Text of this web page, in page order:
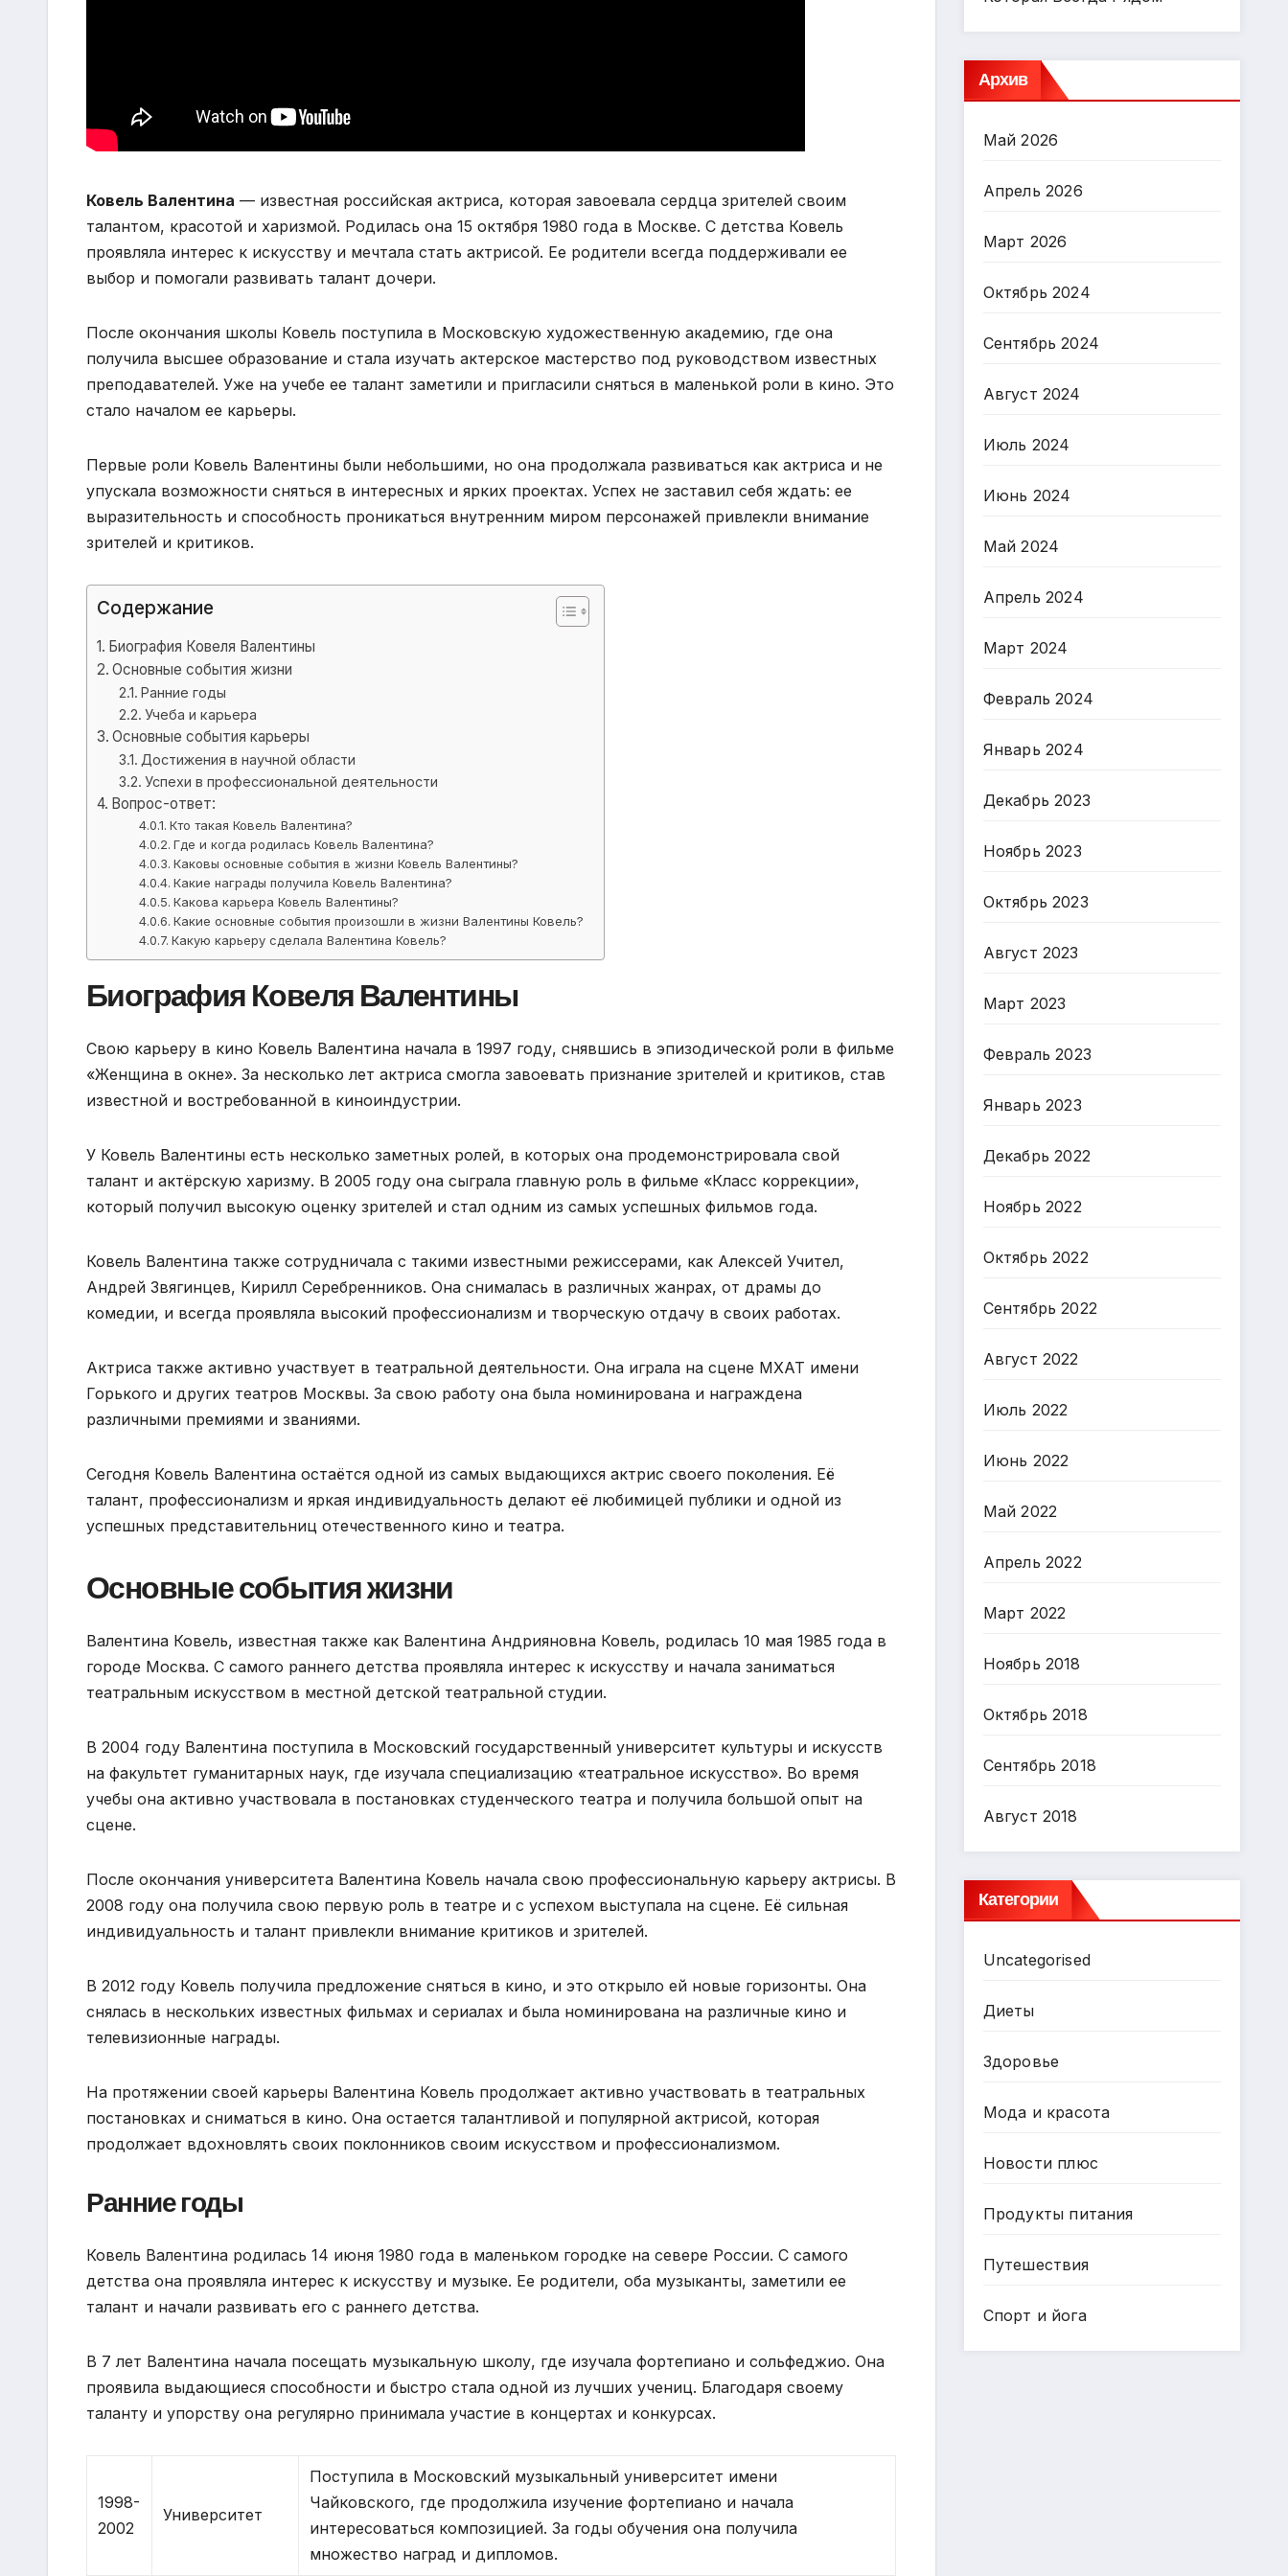
Ковель Валентина — известная российская актриса, которая завоевала сердца зрителей своим
талантом, красотой и харизмой. Родилась она 15 октября 1980 года в Москве. С детства Ковель
проявляла интерес к искусству и мечтала стать актрисой. Ее родители всегда поддерживали ее
выбор и помогали развивать талант дочери.
После окончания школы Ковель поступила в Московскую художественную академию, где она
получила высшее образование и стала изучать актерское мастерство под руководством известных
преподавателей. Уже на учебе ее талант заметили и пригласили сняться в маленькой роли в кино. Это
стало началом ее карьеры.
Первые роли Ковель Валентины были небольшими, но она продолжала развиваться как актриса и не
упускала возможности сняться в интересных и ярких проектах. Успех не заставил себя ждать: ее
выразительность и способность проникаться внутренним миром персонажей привлекли внимание
зрителей и критиков.
Содержание
Биография Ковеля Валентины
Основные события жизни
Ранние годы
Учеба и карьера
Основные события карьеры
Достижения в научной области
Успехи в профессиональной деятельности
Вопрос-ответ:
Кто такая Ковель Валентина?
Где и когда родилась Ковель Валентина?
Каковы основные события в жизни Ковель Валентины?
Какие награды получила Ковель Валентина?
Какова карьера Ковель Валентины?
Какие основные события произошли в жизни Валентины Ковель?
Какую карьеру сделала Валентина Ковель?
Биография Ковеля Валентины
Свою карьеру в кино Ковель Валентина начала в 1997 году, снявшись в эпизодической роли в фильме
«Женщина в окне». За несколько лет актриса смогла завоевать признание зрителей и критиков, став
известной и востребованной в киноиндустрии.
У Ковель Валентины есть несколько заметных ролей, в которых она продемонстрировала свой
талант и актёрскую харизму. В 2005 году она сыграла главную роль в фильме «Класс коррекции»,
который получил высокую оценку зрителей и стал одним из самых успешных фильмов года.
Ковель Валентина также сотрудничала с такими известными режиссерами, как Алексей Учител,
Андрей Звягинцев, Кирилл Серебренников. Она снималась в различных жанрах, от драмы до
комедии, и всегда проявляла высокий профессионализм и творческую отдачу в своих работах.
Актриса также активно участвует в театральной деятельности. Она играла на сцене МХАТ имени
Горького и других театров Москвы. За свою работу она была номинирована и награждена
различными премиями и званиями.
Сегодня Ковель Валентина остаётся одной из самых выдающихся актрис своего поколения. Её
талант, профессионализм и яркая индивидуальность делают её любимицей публики и одной из
успешных представительниц отечественного кино и театра.
Основные события жизни
Валентина Ковель, известная также как Валентина Андрияновна Ковель, родилась 10 мая 1985 года в
городе Москва. С самого раннего детства проявляла интерес к искусству и начала заниматься
театральным искусством в местной детской театральной студии.
В 2004 году Валентина поступила в Московский государственный университет культуры и искусств
на факультет гуманитарных наук, где изучала специализацию «театральное искусство». Во время
учебы она активно участвовала в постановках студенческого театра и получила большой опыт на
сцене.
После окончания университета Валентина Ковель начала свою профессиональную карьеру актрисы. В
2008 году она получила свою первую роль в театре и с успехом выступала на сцене. Её сильная
индивидуальность и талант привлекли внимание критиков и зрителей.
В 2012 году Ковель получила предложение сняться в кино, и это открыло ей новые горизонты. Она
снялась в нескольких известных фильмах и сериалах и была номинирована на различные кино и
телевизионные награды.
На протяжении своей карьеры Валентина Ковель продолжает активно участвовать в театральных
постановках и сниматься в кино. Она остается талантливой и популярной актрисой, которая
продолжает вдохновлять своих поклонников своим искусством и профессионализмом.
Ранние годы
Ковель Валентина родилась 14 июня 1980 года в маленьком городке на севере России. С самого
детства она проявляла интерес к искусству и музыке. Ее родители, оба музыканты, заметили ее
талант и начали развивать его с раннего детства.
В 7 лет Валентина начала посещать музыкальную школу, где изучала фортепиано и сольфеджио. Она
проявила выдающиеся способности и быстро стала одной из лучших учениц. Благодаря своему
таланту и упорству она регулярно принимала участие в концертах и конкурсах.
1998-
2002
Университет
Поступила в Московский музыкальный университет имени
Чайковского, где продолжила изучение фортепиано и начала
интересоваться композицией. За годы обучения она получила
множество наград и дипломов.
Архив
Май 2026
Апрель 2026
Март 2026
Октябрь 2024
Сентябрь 2024
Август 2024
Июль 2024
Июнь 2024
Май 2024
Апрель 2024
Март 2024
Февраль 2024
Январь 2024
Декабрь 2023
Ноябрь 2023
Октябрь 2023
Август 2023
Март 2023
Февраль 2023
Январь 2023
Декабрь 2022
Ноябрь 2022
Октябрь 2022
Сентябрь 2022
Август 2022
Июль 2022
Июнь 2022
Май 2022
Апрель 2022
Март 2022
Ноябрь 2018
Октябрь 2018
Сентябрь 2018
Август 2018
Категории
Uncategorised
Диеты
Здоровье
Мода и красота
Новости плюс
Продукты питания
Путешествия
Спорт и йога